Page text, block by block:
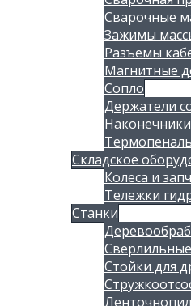
Сварочные
Зажимы
Разъемы
Магнитные
Сопло
Держатели
Наконечники
Складское
Колеса и
Тележки
Станки
Сверлильные
Стойки для